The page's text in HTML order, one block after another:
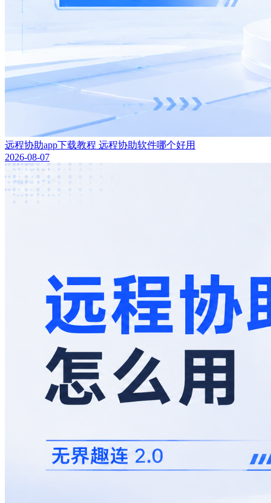
远程协助app下载教程 远程协助软件哪个好用
2026-08-07